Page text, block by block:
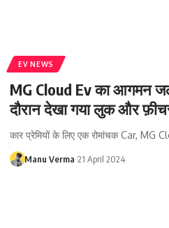
EV NEWS
MG Cloud Ev का आगमन
दौरान देखा गया लुक और
कार प्रेमियों के लिए एक रोमांचक Car, MG
Manu Verma 21 April 2024